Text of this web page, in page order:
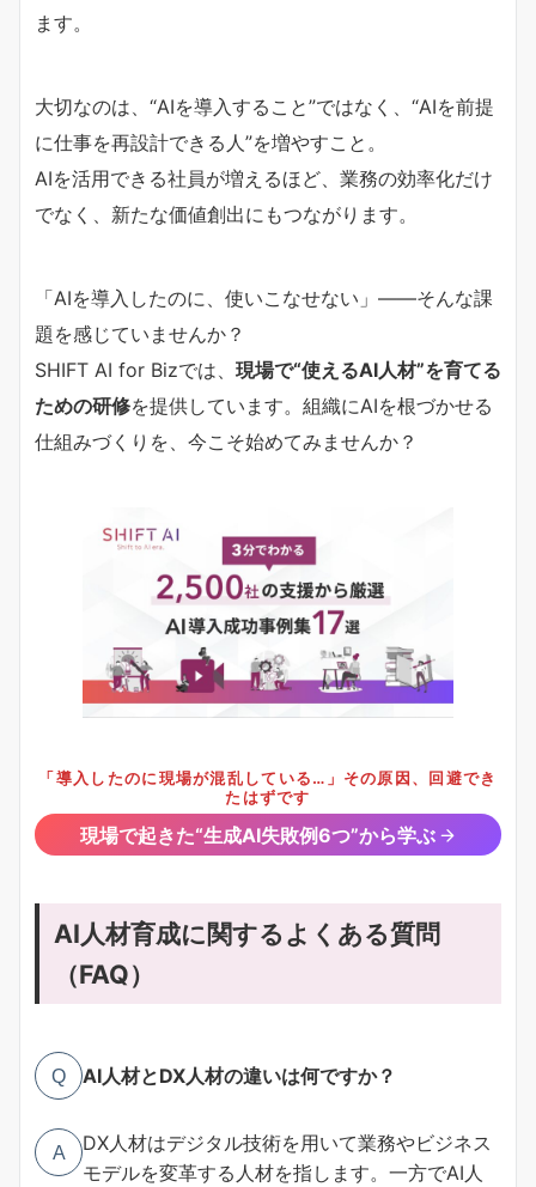
ます。
大切なのは、“AIを導入すること”ではなく、“AIを前提
に仕事を再設計できる人”を増やすこと。
AIを活用できる社員が増えるほど、業務の効率化だけ
でなく、新たな価値創出にもつながります。
「AIを導入したのに、使いこなせない」――そんな課
題を感じていませんか？
SHIFT AI for Bizでは、 現場で“使えるAI人材”を育てる
ための研修を提供しています。組織にAIを根づかせる
仕組みづくりを、今こそ始めてみませんか？
「導入したのに現場が混乱している…」その原因、回避でき
たはずです
現場で起きた“生成AI失敗例6つ”から学ぶ
AI人材育成に関するよくある質問
（FAQ）
Q AI人材とDX人材の違いは何ですか？
A
DX人材はデジタル技術を用いて業務やビジネス
モデルを変革する人材を指します。一方でAI人